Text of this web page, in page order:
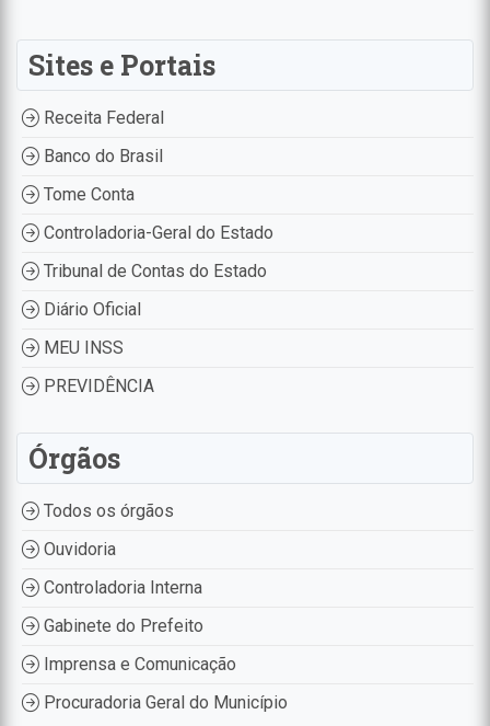
Sites e Portais
Receita Federal
Banco do Brasil
Tome Conta
Controladoria-Geral do Estado
Tribunal de Contas do Estado
Diário Oficial
MEU INSS
PREVIDÊNCIA
Órgãos
Todos os órgãos
Ouvidoria
Controladoria Interna
Gabinete do Prefeito
Imprensa e Comunicação
Procuradoria Geral do Município